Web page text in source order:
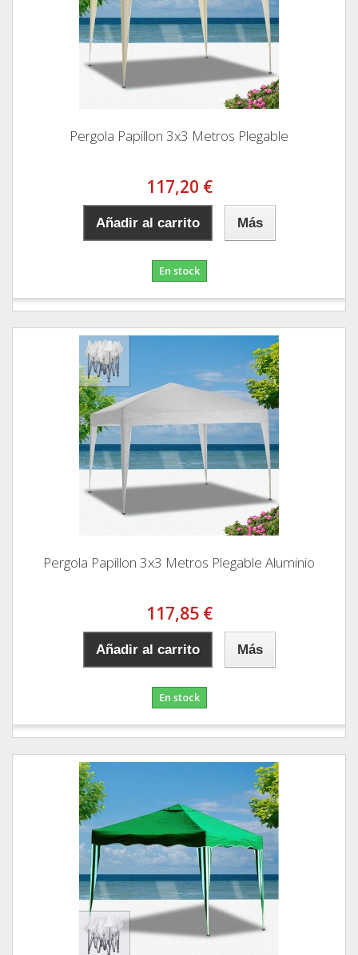
Pergola Papillon 3x3 Metros Plegable
117,20 €
Añadir al carrito Más
En stock
Pergola Papillon 3x3 Metros Plegable Aluminio
117,85 €
Añadir al carrito Más
En stock